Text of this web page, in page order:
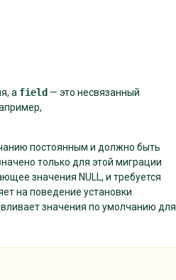
а field — это несвязанный
постоянным и должно быть
только для этой миграции
значения NULL, и требуется
на поведение установки
значения по умолчанию для